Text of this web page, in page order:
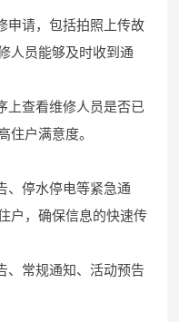
申请，包括拍照上传故
人员能够及时收到通
上查看维修人员是否已
住户满意度。
、停水停电等紧急通
户，确保信息的快速传
、常规通知、活动预告